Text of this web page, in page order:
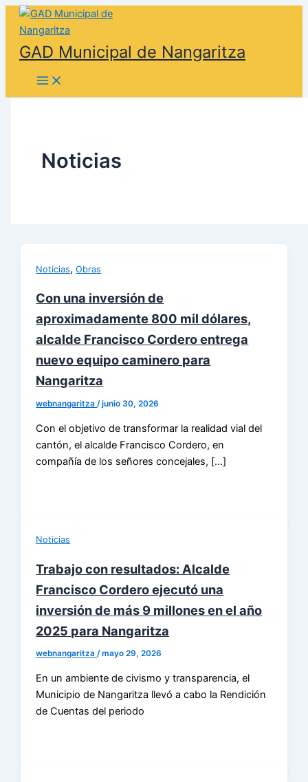
Skip
content
GAD Municipal de Nangaritza
Noticias
Noticias,Obras
Con una inversión de
aproximadamente 800 mil dólares,
alcalde Francisco Cordero entrega
nuevo equipo caminero para
Nangaritza
webnangaritza/junio 30, 2026
Con el objetivo de transformar la realidad vial del
cantón, el alcalde Francisco Cordero, en
compañía de los señores concejales, […]
Noticias
Trabajo con resultados: Alcalde
Francisco Cordero ejecutó una
inversión de más 9 millones en el año
2025 para Nangaritza
webnangaritza/mayo 29, 2026
En un ambiente de civismo y transparencia, el
Municipio de Nangaritza llevó a cabo la Rendición
de Cuentas del periodo